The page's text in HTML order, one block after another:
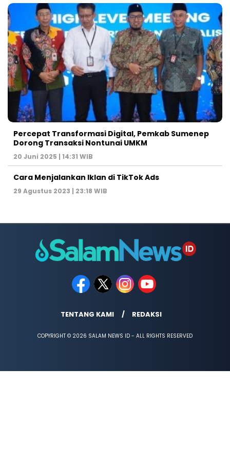
Percepat Transformasi Digital, Pemkab Sumenep
Dorong Transaksi Nontunai UMKM
20 Juni 2025 | 14:31 WIB
Cara Menjalankan Iklan di TikTok Ads
29 Agustus 2023 | 23:18 WIB
TENTANG KAMI REDAKSI
COPYRIGHT © 2026 SALAM NEWS ID - ALL RIGHTS RESERVED